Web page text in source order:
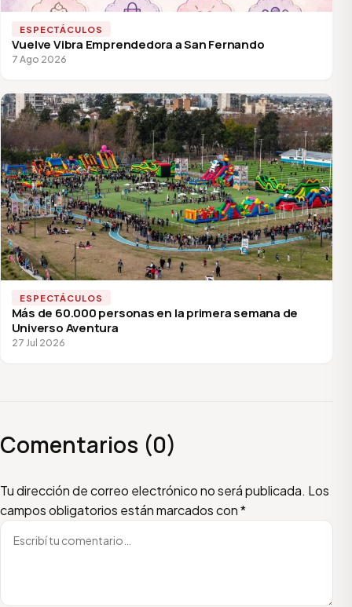
ESPECTÁCULOS
Vuelve Vibra Emprendedora a San Fernando
7 Ago 2026
ESPECTÁCULOS
Más de 60.000 personas en la primera semana de
Universo Aventura
27 Jul 2026
Comentarios (0)
Tu dirección de correo electrónico no será publicada. Los
campos obligatorios están marcados con*
Escribí tu comentario
Nombre
Email